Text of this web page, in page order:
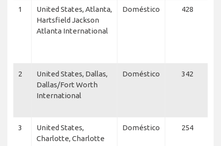
1
United States, Atlanta,
Hartsfield Jackson
Atlanta International
Doméstico 428
2
United States, Dallas,
Dallas/Fort Worth
International
Doméstico 342
3
United States,
Charlotte, Charlotte
Doméstico 254